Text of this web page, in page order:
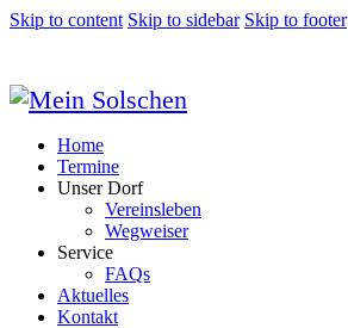
Skip to content Skip to sidebar Skip to footer
Home
Termine
Unser Dorf
Vereinsleben
Wegweiser
Service
FAQs
Aktuelles
Kontakt